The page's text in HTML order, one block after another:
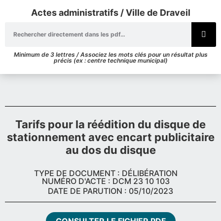
Actes administratifs / Ville de Draveil
Minimum de 3 lettres / Associez les mots clés pour un résultat plus
précis (ex : centre technique municipal)
Tarifs pour la réédition du disque de
stationnement avec encart publicitaire
au dos du disque
TYPE DE DOCUMENT : DÉLIBÉRATION
NUMÉRO D'ACTE : DCM 23 10 103
DATE DE PARUTION : 05/10/2023